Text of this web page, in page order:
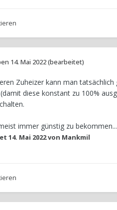
14. Mai 2022(bearbeitet)
Zuheizer kann man
diese konstant zu 100%
immer günstig zu
14. Mai 2022von Mankmil